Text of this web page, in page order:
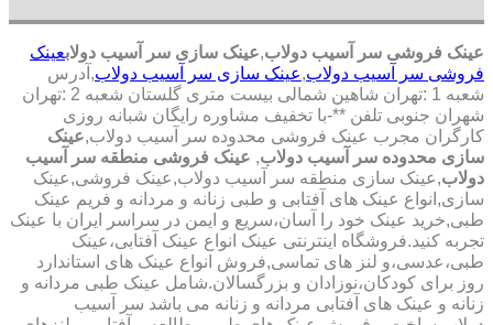
عینک فروشی سر آسیب دولاب,عینک سازی سر آسیب دولابعینک
فروشی سر آسیب دولاب,عینک سازی سر آسیب دولاب,آدرس
شعبه 1 :تهران شاهین شمالی بیست متری گلستان شعبه 2 :تهران
شهران جنوبی تلفن **-با تخفیف مشاوره رایگان شبانه روزی
کارگران مجرب عینک فروشی محدوده سر آسیب دولاب,عینک
سازی محدوده سر آسیب دولاب, عینک فروشی منطقه سر آسیب
دولاب,عینک سازی منطقه سر آسیب دولاب,عینک فروشی,عینک
سازی,انواع عینک های آفتابی و طبی زنانه و مردانه و فریم عینک
طبی,خرید عینک خود را آسان،سریع و ایمن در سراسر ایران با عینک
تجربه کنید.فروشگاه اینترنتی عینک انواع عینک آفتابی،عینک
طبی،عدسی،و لنز های تماسی,فروش انواع عینک های استاندارد
روز برای کودکان،نوزادان و بزرگسالان.شامل عینک طبی مردانه و
زنانه و عینک های آفتابی مردانه و زنانه می باشد سر آسیب